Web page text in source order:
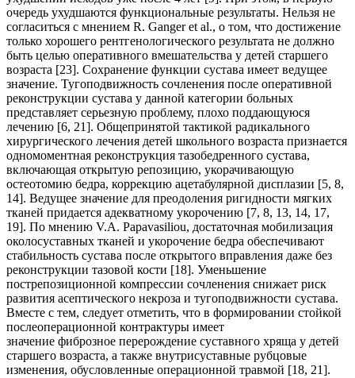
очередь ухудшаются функциональные результаты. Нельзя не
согласиться с мнением R. Ganger et al., о том, что достижение
только хорошего рентгенологического результата не должно
быть целью оперативного вмешательства у детей старшего
возраста [23]. Сохранение функции сустава имеет ведущее
значение. Тугоподвижность сочленения после оперативной
реконструкции сустава у данной категории больных
представляет серьезную проблему, плохо поддающуюся
лечению [6, 21]. Общепринятой тактикой радикального
хирургического лечения детей школьного возраста признается
одномоментная реконструкция тазобедренного сустава,
включающая открытую репозицию, укорачивающую
остеотомию бедра, коррекцию ацетабулярной дисплазии [5, 8,
14]. Ведущее значение для преодоления ригидности мягких
тканей придается адекватному укорочению [7, 8, 13, 14, 17,
19]. По мнению V.A. Papavasiliou, достаточная мобилизация
околосуставных тканей и укорочение бедра обеспечивают
стабильность сустава после открытого вправления даже без
реконструкции тазовой кости [18]. Уменьшение
пострепозиционной компрессии сочленения снижает риск
развития асептического некроза и тугоподвижности сустава.
Вместе с тем, следует отметить, что в формировании стойкой
послеоперационной контрактуры имеет
значение фиброзное перерождение суставного хряща у детей
старшего возраста, а также внутрисуставные рубцовые
изменения, обусловленные операционной травмой [18, 21].